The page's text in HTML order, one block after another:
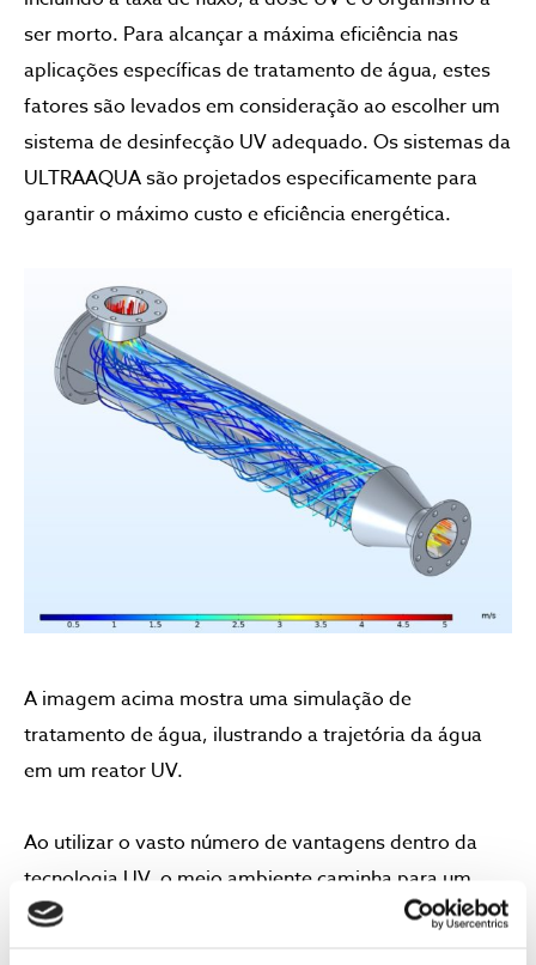
ser morto. Para alcançar a máxima eficiência nas
aplicações específicas de tratamento de água, estes
fatores são levados em consideração ao escolher um
sistema de desinfecção UV adequado. Os sistemas da
ULTRAAQUA são projetados especificamente para
garantir o máximo custo e eficiência energética.
A imagem acima mostra uma simulação de
tratamento de água, ilustrando a trajetória da água
em um reator UV.
Ao utilizar o vasto número de vantagens dentro da
tecnologia UV, o meio ambiente caminha para um
estado ainda mais sustentável, resolvendo os